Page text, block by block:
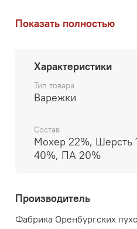
Данная модель варежек
значение в
Показать полностью
Характеристики
Тип товара
Варежки
Состав
Мохер 22%, Шерсть
40%, ПА 20%
Производитель
Фабрика Оренбургских